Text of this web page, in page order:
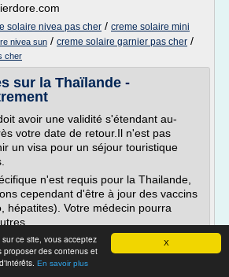
X
ce site, vous acceptez
proposer des contenus et
En savoir plus
solaire nivea pas cher / creme solaire mini
nivea sun / creme solaire garnier pas cher /
cher
sur la Thaïlande -
avoir une validité s'étendant au-
votre date de retour.Il n'est pas
un visa pour un séjour touristique
n'est requis pour la Thailande,
cependant d'être à jour des vaccins
hépatites). Votre médecin pourra